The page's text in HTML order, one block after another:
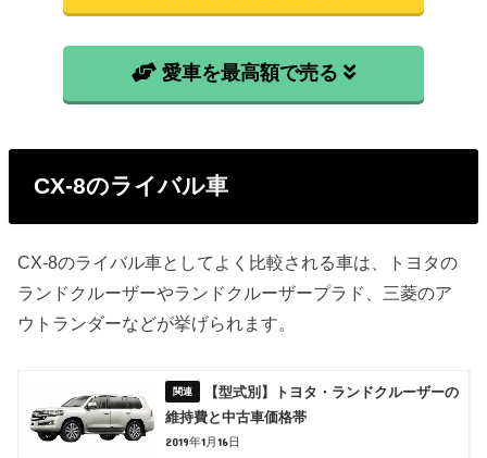
愛車を最高額で売る
CX-8のライバル車
CX-8のライバル車としてよく比較される車は、トヨタの
ランドクルーザーやランドクルーザープラド、三菱のア
ウトランダーなどが挙げられます。
【型式別】トヨタ・ランドクルーザーの
維持費と中古車価格帯
2019年1月16日